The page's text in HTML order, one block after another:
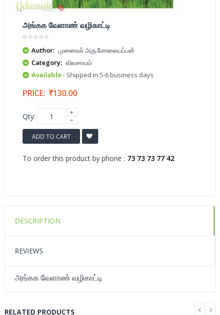
அங்கக வேளாண் வழிகாட்டி
Author: முனைவர் அரு.சோலையப்பன்
Category: விவசாயம்
Available- Shipped in 5-6 business days
PRICE: 130.00
Qty:
ADD TO CART
To order this product by phone : 73 73 73 77 42
DESCRIPTION
REVIEWS
அங்கக வேளாண் வழிகாட்டி
RELATED PRODUCTS